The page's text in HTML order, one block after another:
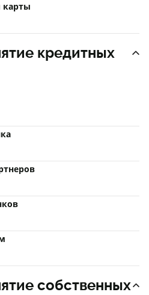
карты
кредитных
собственных